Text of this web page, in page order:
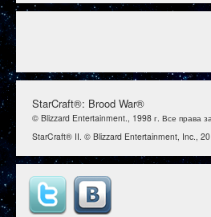
StarCraft®: Brood War®
© Blizzard Entertainment., 1998 г. Все права
StarCraft® II. © Blizzard Entertainment, Inc.,